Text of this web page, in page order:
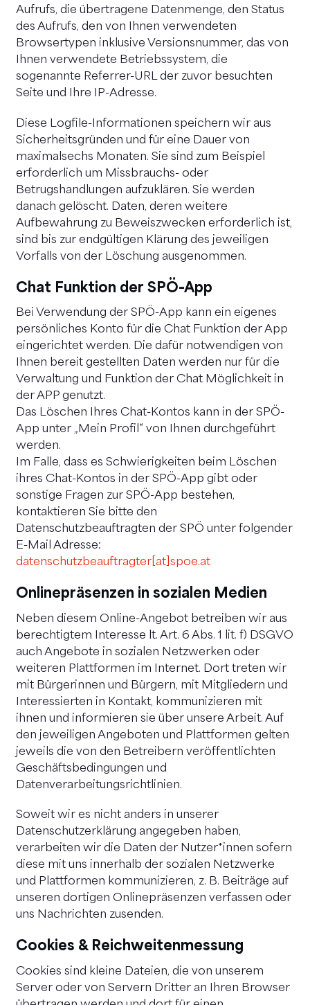
Aufrufs, die übertragene Datenmenge, den Status
des Aufrufs, den von Ihnen verwendeten
Browsertypen inklusive Versionsnummer, das von
Ihnen verwendete Betriebssystem, die
sogenannte Referrer-URL der zuvor besuchten
Seite und Ihre IP-Adresse.
Diese Logfile-Informationen speichern wir aus
Sicherheitsgründen und für eine Dauer von
maximalsechs Monaten. Sie sind zum Beispiel
erforderlich um Missbrauchs- oder
Betrugshandlungen aufzuklären. Sie werden
danach gelöscht. Daten, deren weitere
Aufbewahrung zu Beweiszwecken erforderlich ist,
sind bis zur endgültigen Klärung des jeweiligen
Vorfalls von der Löschung ausgenommen.
Chat Funktion der SPÖ-App
Bei Verwendung der SPÖ-App kann ein eigenes
persönliches Konto für die Chat Funktion der App
eingerichtet werden. Die dafür notwendigen von
Ihnen bereit gestellten Daten werden nur für die
Verwaltung und Funktion der Chat Möglichkeit in
der APP genutzt.
Das Löschen Ihres Chat-Kontos kann in der SPÖ-
App unter „Mein Profil“ von Ihnen durchgeführt
werden.
Im Falle, dass es Schwierigkeiten beim Löschen
ihres Chat-Kontos in der SPÖ-App gibt oder
sonstige Fragen zur SPÖ-App bestehen,
kontaktieren Sie bitte den
Datenschutzbeauftragten der SPÖ unter folgender
E-Mail Adresse:
datenschutzbeauftragter[at]spoe.at
Onlinepräsenzen in sozialen Medien
Neben diesem Online-Angebot betreiben wir aus
berechtigtem Interesse lt. Art. 6 Abs. 1 lit. f) DSGVO
auch Angebote in sozialen Netzwerken oder
weiteren Plattformen im Internet. Dort treten wir
mit Bürgerinnen und Bürgern, mit Mitgliedern und
Interessierten in Kontakt, kommunizieren mit
ihnen und informieren sie über unsere Arbeit. Auf
den jeweiligen Angeboten und Plattformen gelten
jeweils die von den Betreibern veröffentlichten
Geschäftsbedingungen und
Datenverarbeitungsrichtlinien.
Soweit wir es nicht anders in unserer
Datenschutzerklärung angegeben haben,
verarbeiten wir die Daten der Nutzer*innen sofern
diese mit uns innerhalb der sozialen Netzwerke
und Plattformen kommunizieren, z. B. Beiträge auf
unseren dortigen Onlinepräsenzen verfassen oder
uns Nachrichten zusenden.
Cookies & Reichweitenmessung
Cookies sind kleine Dateien, die von unserem
Server oder von Servern Dritter an Ihren Browser